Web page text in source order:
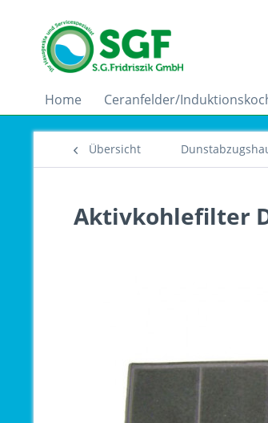
Home Ceranfelder/
Übersicht
Aktivkohlefilter